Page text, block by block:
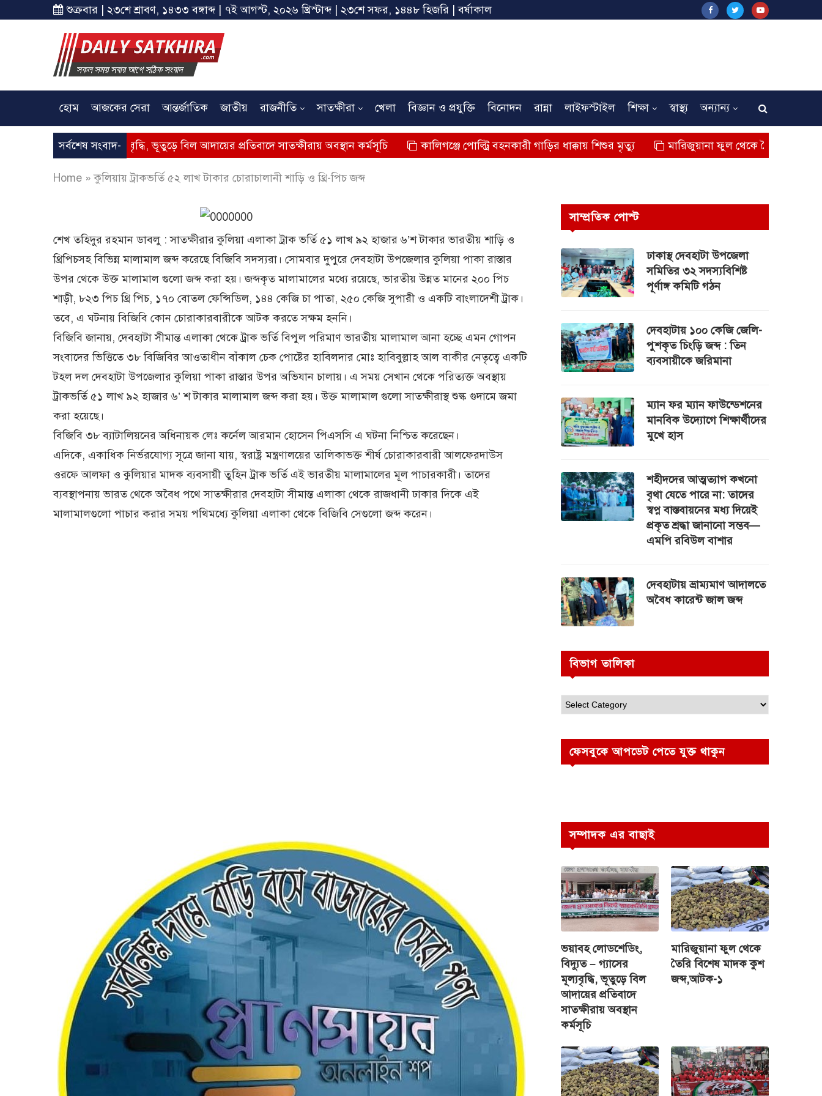
শুক্রবার | ২৩শে শ্রাবণ, ১৪৩৩ বঙ্গাব্দ | ৭ই আগস্ট, ২০২৬ খ্রিস্টাব্দ | ২৩শে সফর, ১৪৪৮ হিজরি | বর্ষাকাল
হোম আজকের সেরা আন্তর্জাতিক জাতীয় রাজনীতি সাতক্ষীরা খেলা বিজ্ঞান ও প্রযুক্তি বিনোদন রান্না লাইফস্টাইল শিক্ষা স্বাস্থ্য অন্যান্য
সর্বশেষ সংবাদ-
– গ্যাসের মূল্যবৃদ্ধি, ভূতুড়ে বিল আদায়ের প্রতিবাদে সাতক্ষীরায় অবস্থান কর্মসূচি কালিগঞ্জে পোল্ট্রি বহনকারী গাড়ির ধাক্কায় শিশুর মৃত্যু মারিজুয়ানা ফুল থেকে তৈরি বিশেষ মাদক কুশ
Home »কুলিয়ায় ট্রাকভর্তি ৫২ লাখ টাকার চোরাচালানী শাড়ি ও থ্রি-পিচ জব্দ
শেখ তহিদুর রহমান ডাবলু : সাতক্ষীরার কুলিয়া এলাকা ট্রাক ভর্তি ৫১ লাখ ৯২ হাজার ৬’শ টাকার ভারতীয় শাড়ি ও
থ্রিপিচসহ বিভিন্ন মালামাল জব্দ করেছে বিজিবি সদস্যরা। সোমবার দুপুরে দেবহাটা উপজেলার কুলিয়া পাকা রাস্তার
উপর থেকে উক্ত মালামাল গুলো জব্দ করা হয়। জব্দকৃত মালামালের মধ্যে রয়েছে, ভারতীয় উন্নত মানের ২০০ পিচ
শাড়ী, ৮২৩ পিচ থ্রি পিচ, ১৭০ বোতল ফেন্সিডিল, ১৪৪ কেজি চা পাতা, ২৫০ কেজি সুপারী ও একটি বাংলাদেশী ট্রাক।
তবে, এ ঘটনায় বিজিবি কোন চোরাকারবারীকে আটক করতে সক্ষম হননি।
বিজিবি জানায়, দেবহাটা সীমান্ত এলাকা থেকে ট্রাক ভর্তি বিপুল পরিমাণ ভারতীয় মালামাল আনা হচ্ছে এমন গোপন
সংবাদের ভিত্তিতে ৩৮ বিজিবির আওতাধীন বাঁকাল চেক পোষ্টের হাবিলদার মোঃ হাবিবুল্লাহ আল বাকীর নেতৃত্বে একটি
টহল দল দেবহাটা উপজেলার কুলিয়া পাকা রাস্তার উপর অভিযান চালায়। এ সময় সেখান থেকে পরিত্যক্ত অবস্থায়
ট্রাকভর্তি ৫১ লাখ ৯২ হাজার ৬’ শ টাকার মালামাল জব্দ করা হয়। উক্ত মালামাল গুলো সাতক্ষীরাস্থ শুল্ক গুদামে জমা
করা হয়েছে।
বিজিবি ৩৮ ব্যাটালিয়নের অধিনায়ক লেঃ কর্নেল আরমান হোসেন পিএসসি এ ঘটনা নিশ্চিত করেছেন।
এদিকে, একাধিক নির্ভরযোগ্য সূত্রে জানা যায়, স্বরাষ্ট্র মন্ত্রণালয়ের তালিকাভক্ত শীর্ষ চোরাকারবারী আলফেরদাউস
ওরফে আলফা ও কুলিয়ার মাদক ব্যবসায়ী তুহিন ট্রাক ভর্তি এই ভারতীয় মালামালের মূল পাচারকারী। তাদের
ব্যবস্থাপনায় ভারত থেকে অবৈধ পথে সাতক্ষীরার দেবহাটা সীমান্ত এলাকা থেকে রাজধানী ঢাকার দিকে এই
মালামালগুলো পাচার করার সময় পথিমধ্যে কুলিয়া এলাকা থেকে বিজিবি সেগুলো জব্দ করেন।
সাম্প্রতিক পোস্ট
ঢাকাস্থ দেবহাটা উপজেলা
সমিতির ৩২ সদস্যবিশিষ্ট
পূর্ণাঙ্গ কমিটি গঠন
দেবহাটায় ১০০ কেজি জেলি-
পুশকৃত চিংড়ি জব্দ : তিন
ব্যবসায়ীকে জরিমানা
ম্যান ফর ম্যান ফাউন্ডেশনের
মানবিক উদ্যোগে শিক্ষার্থীদের
মুখে হাস
শহীদদের আত্মত্যাগ কখনো
বৃথা যেতে পারে না: তাদের
স্বপ্ন বাস্তবায়নের মধ্য দিয়েই
প্রকৃত শ্রদ্ধা জানানো সম্ভব—
এমপি রবিউল বাশার
দেবহাটায় ভ্রাম্যমাণ আদালতে
অবৈধ কারেন্ট জাল জব্দ
বিভাগ তালিকা
ফেসবুকে আপডেট পেতে যুক্ত থাকুন
সম্পাদক এর বাছাই
ভয়াবহ লোডশেডিং,
বিদ্যুত – গ্যাসের
মূল্যবৃদ্ধি, ভূতুড়ে বিল
আদায়ের প্রতিবাদে
সাতক্ষীরায় অবস্থান
কর্মসূচি
মারিজুয়ানা ফুল থেকে
তৈরি বিশেষ মাদক কুশ
জব্দ,আটক-১